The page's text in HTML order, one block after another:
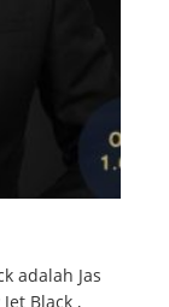
adalah Jas
Black ,